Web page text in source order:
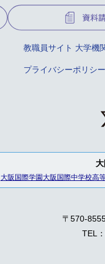
教職員サイト 大学機
プライバシーポリシー
大阪国際学園大阪国際中学校高
〒570-
TEL